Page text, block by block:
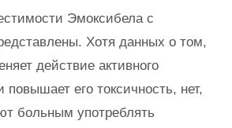
Эмоксибела с
Хотя данных о том,
действие активного
его токсичность, нет,
больным употреблять